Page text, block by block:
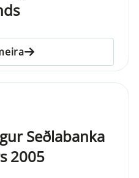
Seðlabanka
2005